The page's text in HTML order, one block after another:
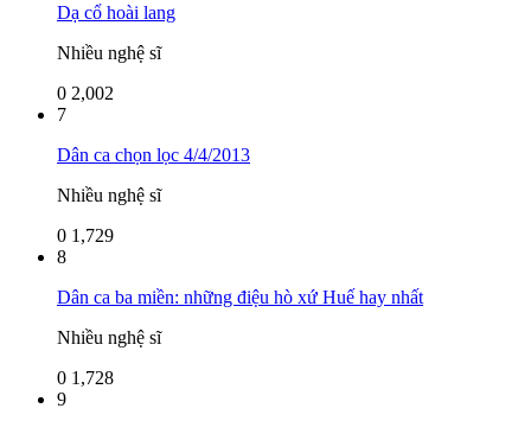
Dạ cổ hoài lang
Nhiều nghệ sĩ
0 2,002
7
Dân ca chọn lọc 4/4/2013
Nhiều nghệ sĩ
0 1,729
8
Dân ca ba miền: những điệu hò xứ Huế hay nhất
Nhiều nghệ sĩ
0 1,728
9